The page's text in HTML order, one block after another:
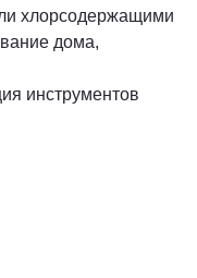
хлорсодержащими
дома,